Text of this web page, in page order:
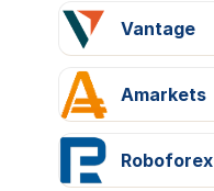
Vantage
Amarkets
Roboforex